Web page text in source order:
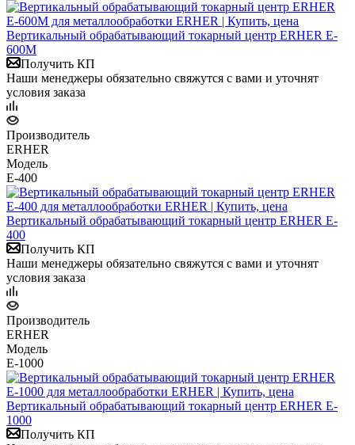
Вертикальный обрабатывающий токарный центр ERHER E-
600M
Получить КП
Наши менеджеры обязательно свяжутся с вами и уточнят
условия заказа
Производитель
ERHER
Модель
E-400
Вертикальный обрабатывающий токарный центр ERHER E-
400
Получить КП
Наши менеджеры обязательно свяжутся с вами и уточнят
условия заказа
Производитель
ERHER
Модель
E-1000
Вертикальный обрабатывающий токарный центр ERHER E-
1000
Получить КП